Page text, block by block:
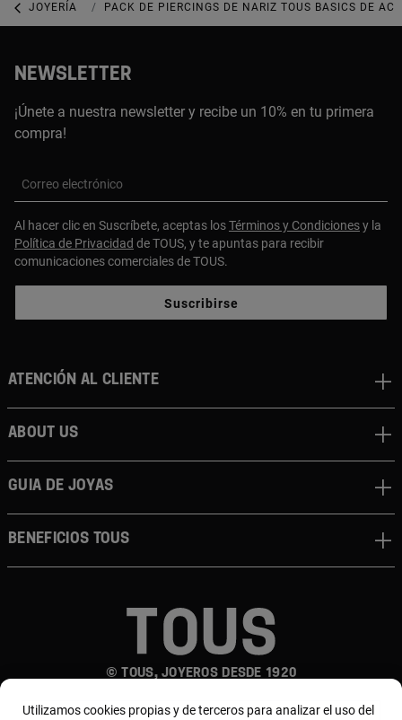
JOYERÍA PIERCINGS
PACK DE PIERCINGS DE NARIZ TOUS BASICS DE
NEWSLETTER
¡Únete a nuestra newsletter y recibe un 10% en tu primera
compra!
Correo electrónico
Al hacer clic en Suscríbete, aceptas losTérminos y Condicionesy la
Política de Privacidad de TOUS, y te apuntas para recibir
comunicaciones comerciales de TOUS.
Suscribirse
© TOUS, JOYEROS DESDE 1920
Atención al cliente
About us
Guia de joyas
Beneficios TOUS
Utilizamos cookies propias y de terceros para analizar el uso del